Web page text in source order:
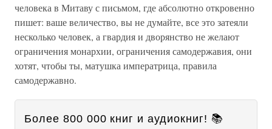
человека в Митаву с письмом, где абсолютно откровенно
пишет: ваше величество, вы не думайте, все это затеяли
несколько человек, а гвардия и дворянство не желают
ограничения монархии, ограничения самодержавия, они
хотят, чтобы ты, матушка императрица, правила
самодержавно.
Более 800 000 книг и аудиокниг! 📚